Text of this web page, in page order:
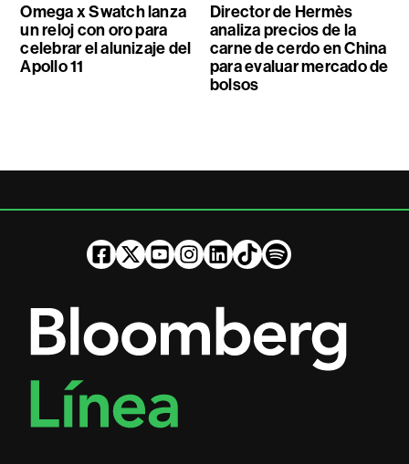
Omega x Swatch lanza
un reloj con oro para
celebrar el alunizaje del
Apollo 11
Director de Hermès
analiza precios de la
carne de cerdo en China
para evaluar mercado de
bolsos